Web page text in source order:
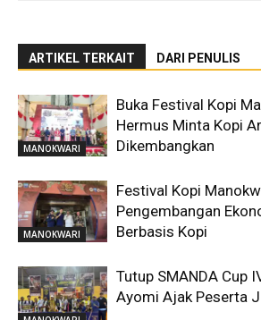
ARTIKEL TERKAIT DARI PENULIS
MANOKWARI
Buka Festival Kopi
Hermus Minta Kopi
Dikembangkan
MANOKWARI
Festival Kopi
Pengembangan
Berbasis Kopi
Tutup SMANDA Cup
Ayomi Ajak Peserta